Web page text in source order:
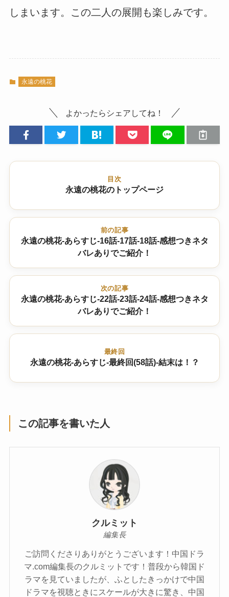
しまいます。この二人の展開も楽しみです。
永遠の桃花
よかったらシェアしてね！
目次
永遠の桃花のトップページ
前の記事
永遠の桃花-あらすじ-16話-17話-18話-感想つきネタ
バレありでご紹介！
次の記事
永遠の桃花-あらすじ-22話-23話-24話-感想つきネタ
バレありでご紹介！
最終回
永遠の桃花-あらすじ-最終回(58話)-結末は！？
この記事を書いた人
クルミット
編集長
ご訪問くださりありがとうございます！中国ドラ
マ.com編集長のクルミットです！普段から韓国ド
ラマを見ていましたが、ふとしたきっかけで中国
ドラマを視聴ときにスケールが大きに驚き、中国